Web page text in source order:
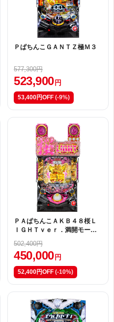
ＰぱちんこＧＡＮＴＺ極Ｍ３
577,300円
523,900 円
53,400円OFF (-9%)
ＰＡぱちんこＡＫＢ４８桜Ｌ
ＩＧＨＴｖｅｒ．満開モード
502,400円
450,000 円
52,400円OFF (-10%)